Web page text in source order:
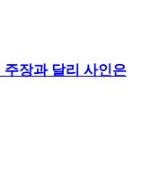
주장과 달리 사인은